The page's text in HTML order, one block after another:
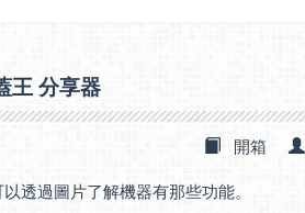
王 分享器
開箱
透過圖片了解機器有那些功能。